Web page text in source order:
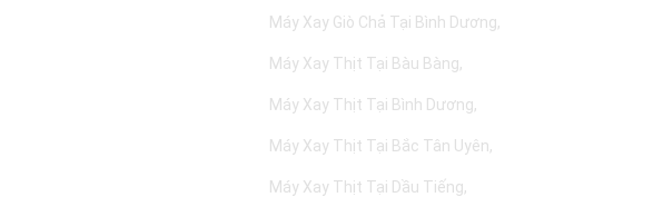
Máy Xay Giò Chả Tại Bình Dương
Máy Xay Thịt Tại Bàu Bàng
Máy Xay Thịt Tại Bình Dương
Máy Xay Thịt Tại Bắc Tân Uyên
Máy Xay Thịt Tại Dầu Tiếng